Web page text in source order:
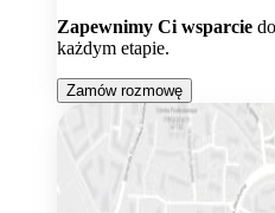
Zapewnimy Ci wsparcie
każdym etapie.
Zamów rozmowę